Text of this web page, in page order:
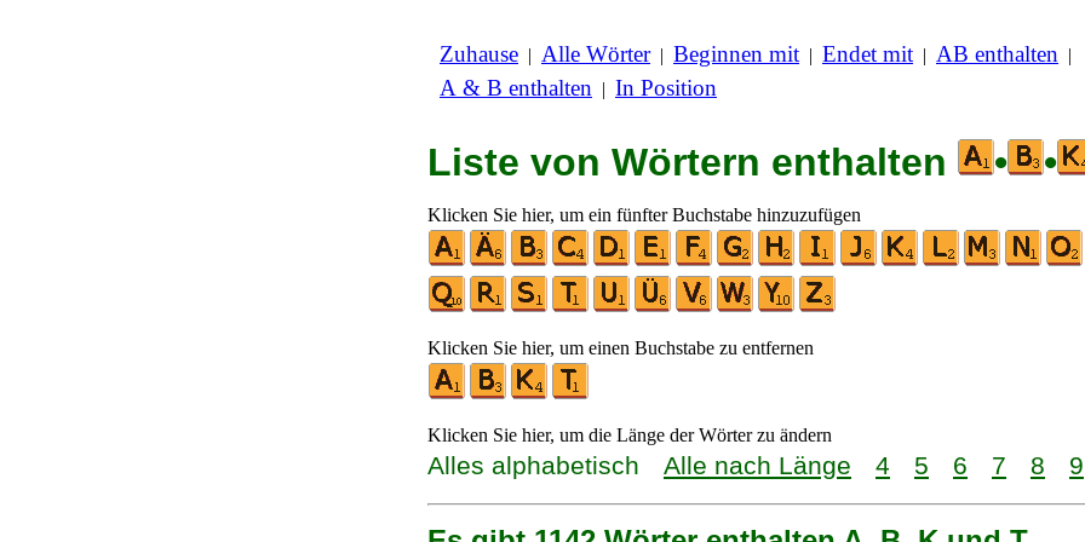
Zuhause | Alle Wörter| Beginnen mit | Endet mit | AB enthalten |
A & B enthalten | In Position
Liste von Wörtern enthalten • •
Klicken Sie hier, um ein fünfter Buchstabe hinzuzufügen
Klicken Sie hier, um einen Buchstabe zu entfernen
Klicken Sie hier, um die Länge der Wörter zu ändern
Alles alphabetisch Alle nach Länge 4 5 6 7 8 9